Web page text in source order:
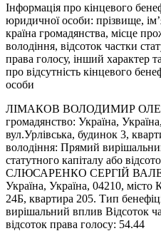
Інформація про кінцевого
юридичної особи: прізвище,
країна громадянства, місце
володіння, відсоток частки
права голосу, інший характер
про відсутність кінцевого
особи
ЛІМАКОВ ВОЛОДИМИР
громадянство: Україна,
вул.Урлівська, будинок 3,
володіння: Прямий
статутного капіталу або
СЛЮСАРЕНКО СЕРГІЙ
Україна, Україна, 04210,
24Б, квартира 205. Тип
вирішальний вплив Відсоток
відсоток права голосу: 54.44